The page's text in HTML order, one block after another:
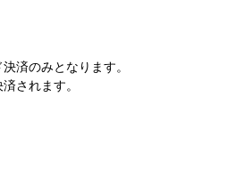
済のみとなります。
されます。